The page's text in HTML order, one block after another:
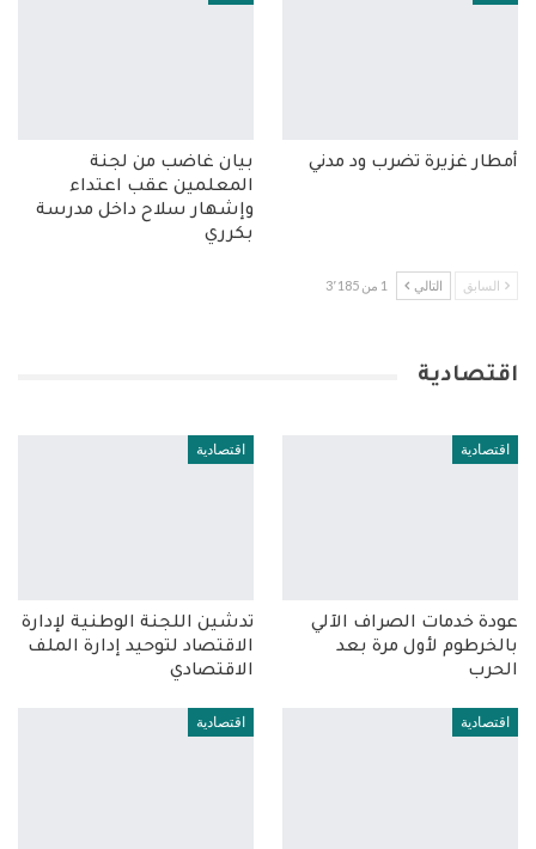
أمطار غزيرة تضرب ود مدني
بيان غاضب من لجنة
المعلمين عقب اعتداء
وإشهار سلاح داخل مدرسة
بكرري
السابق التالي 1 من 3٬185
اقتصادية
اقتصادية
عودة خدمات الصراف الآلي
بالخرطوم لأول مرة بعد
الحرب
اقتصادية
تدشين اللجنة الوطنية لإدارة
الاقتصاد لتوحيد إدارة الملف
الاقتصادي
اقتصادية اقتصادية